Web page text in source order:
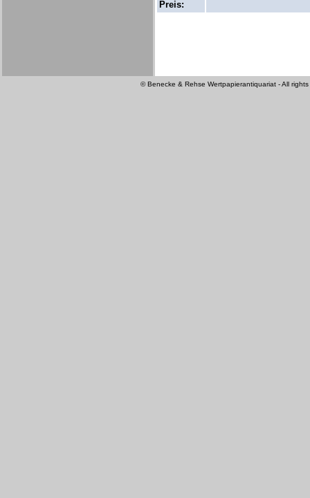
Preis:
© Benecke & Rehse Wertpapierantiquariat - All